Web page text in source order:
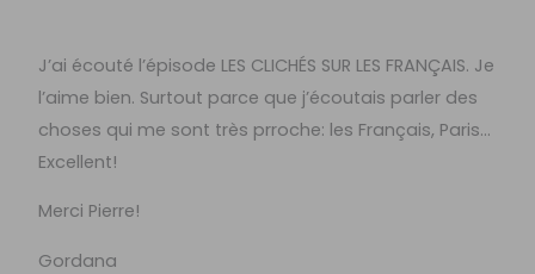
J’ai écouté l’épisode LES CLICHÉS SUR LES FRANÇAIS. Je
l’aime bien. Surtout parce que j’écoutais parler des
choses qui me sont très prroche: les Français, Paris…
Excellent!
Merci Pierre!
Gordana